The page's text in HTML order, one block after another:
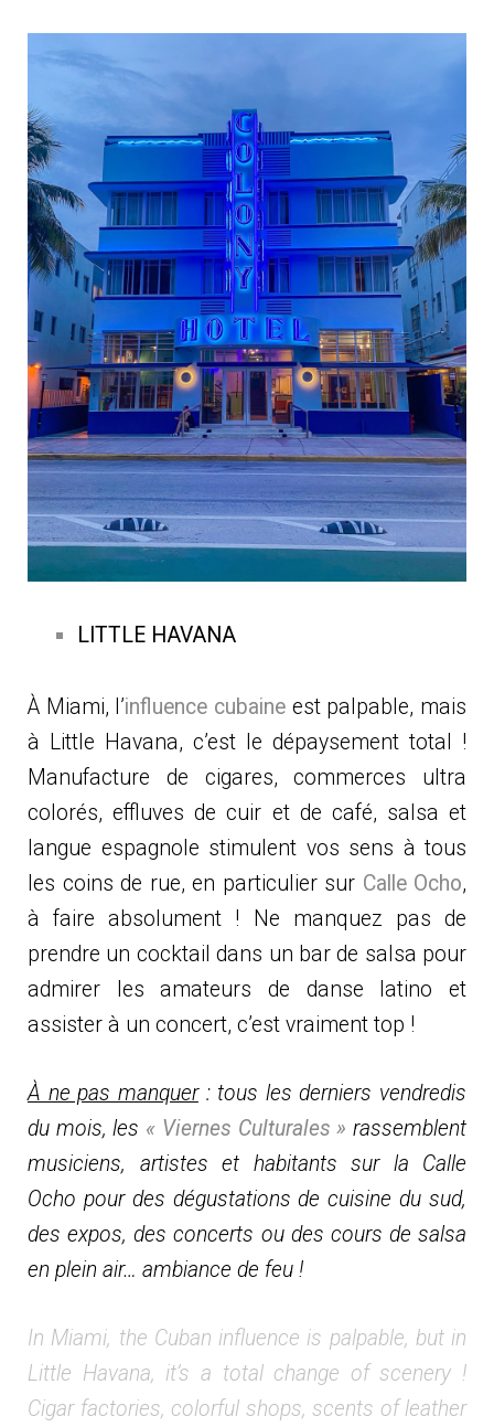
LITTLE HAVANA
À Miami, l’influence cubaine est palpable, mais
à Little Havana, c’est le dépaysement total !
Manufacture de cigares, commerces ultra
colorés, effluves de cuir et de café, salsa et
langue espagnole stimulent vos sens à tous
les coins de rue, en particulier sur Calle Ocho,
à faire absolument ! Ne manquez pas de
prendre un cocktail dans un bar de salsa pour
admirer les amateurs de danse latino et
assister à un concert, c’est vraiment top !
À ne pas manquer: tous les derniers vendredis
du mois, les « Viernes Culturales » rassemblent
musiciens, artistes et habitants sur la Calle
Ocho pour des dégustations de cuisine du sud,
des expos, des concerts ou des cours de salsa
en plein air… ambiance de feu !
In Miami, the Cuban influence is palpable, but in
Little Havana, it’s a total change of scenery !
Cigar factories, colorful shops, scents of leather